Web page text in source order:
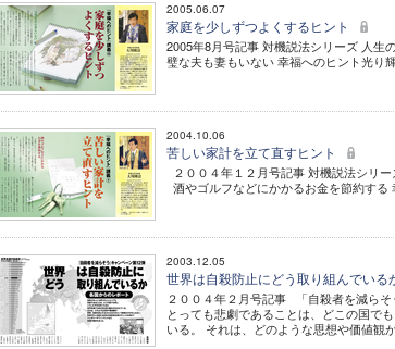
2005.06.07
家庭を少しずつよくするヒント
2005年8月号記事 対機説法シリーズ 人
璧な夫も妻もいない 幸福へのヒント光り
2004.10.06
苦しい家計を立て直すヒント
２００４年１２月号記事 対機説法シリ
酒やゴルフなどにかかるお金を節約す
2003.12.05
世界は自殺防止にどう取り組んでいる
２００４年２月号記事 「自殺者を減ら
とっても悲劇であることは、どこの国で
いる。 それは、どのような思想や価値観